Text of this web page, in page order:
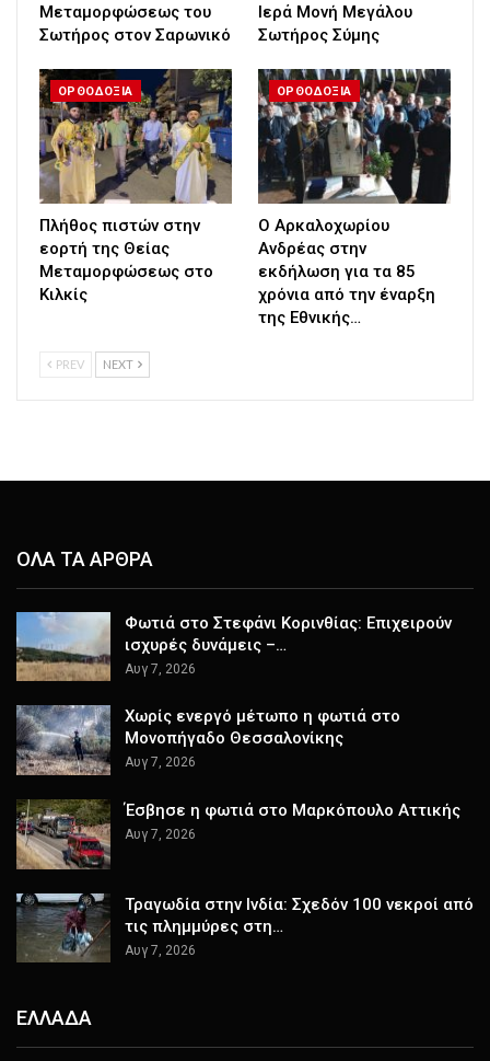
Μεταμορφώσεως του
Σωτήρος στον Σαρωνικό
Ιερά Μονή Μεγάλου
Σωτήρος Σύμης
ΟΡΘΟΔΟΞΙΑ
Πλήθος πιστών στην
εορτή της Θείας
Μεταμορφώσεως στο
Κιλκίς
ΟΡΘΟΔΟΞΙΑ
Ο Αρκαλοχωρίου
Ανδρέας στην
εκδήλωση για τα 85
χρόνια από την έναρξη
της Εθνικής…
PREV NEXT
ΟΛΑ ΤΑ ΑΡΘΡΑ
Φωτιά στο Στεφάνι Κορινθίας: Επιχειρούν
ισχυρές δυνάμεις –…
Αυγ 7, 2026
Χωρίς ενεργό μέτωπο η φωτιά στο
Μονοπήγαδο Θεσσαλονίκης
Αυγ 7, 2026
Έσβησε η φωτιά στο Μαρκόπουλο Αττικής
Αυγ 7, 2026
Τραγωδία στην Ινδία: Σχεδόν 100 νεκροί από
τις πλημμύρες στη…
Αυγ 7, 2026
ΕΛΛΑΔΑ